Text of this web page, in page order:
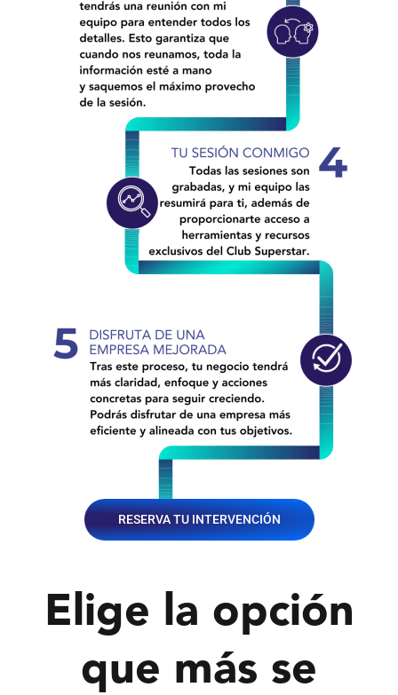
RESERVA TU INTERVENCIÓN
Elige la opción
que más se